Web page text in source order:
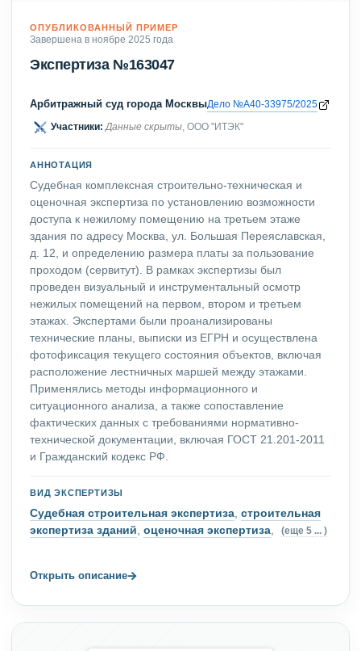
ОПУБЛИКОВАННЫЙ ПРИМЕР
Завершена в ноябре 2025 года
Экспертиза №163047
Арбитражный суд города МосквыДело №А40-33975/2025
Участники: Данные скрыты, ООО "ИТЭК"
АННОТАЦИЯ
Судебная комплексная строительно-техническая и
оценочная экспертиза по установлению возможности
доступа к нежилому помещению на третьем этаже
здания по адресу Москва, ул. Большая Переяславская,
д. 12, и определению размера платы за пользование
проходом (сервитут). В рамках экспертизы был
проведен визуальный и инструментальный осмотр
нежилых помещений на первом, втором и третьем
этажах. Экспертами были проанализированы
технические планы, выписки из ЕГРН и осуществлена
фотофиксация текущего состояния объектов, включая
расположение лестничных маршей между этажами.
Применялись методы информационного и
ситуационного анализа, а также сопоставление
фактических данных с требованиями нормативно-
технической документации, включая ГОСТ 21.201-2011
и Гражданский кодекс РФ.
ВИД ЭКСПЕРТИЗЫ
Судебная строительная экспертиза, строительная
экспертиза зданий, оценочная экспертиза, (еще 5 ... )
Открыть описание→